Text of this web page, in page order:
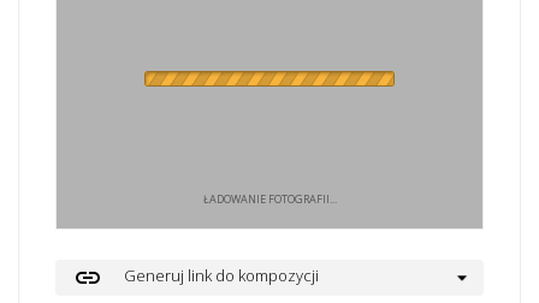
ŁADOWANIE FOTOGRAFII...
link
Generuj link do kompozycji